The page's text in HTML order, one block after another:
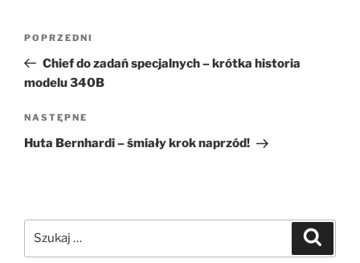
Poprzedni
wpis
POPRZEDNI
Chief do zadań specjalnych – krótka historia
modelu 340B
Następny
wpis
NASTĘPNE
Huta Bernhardi – śmiały krok naprzód!